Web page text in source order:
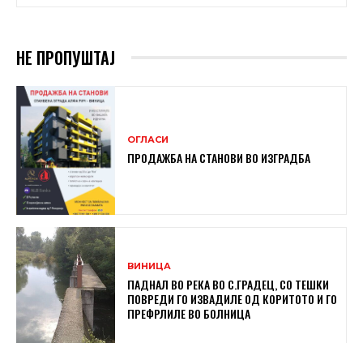
НЕ ПРОПУШТАЈ
ОГЛАСИ
ПРОДАЖБА НА СТАНОВИ ВО ИЗГРАДБА
ВИНИЦА
ПАДНАЛ ВО РЕКА ВО С.ГРАДЕЦ, СО ТЕШКИ
ПОВРЕДИ ГО ИЗВАДИЛЕ ОД КОРИТОТО И ГО
ПРЕФРЛИЛЕ ВО БОЛНИЦА